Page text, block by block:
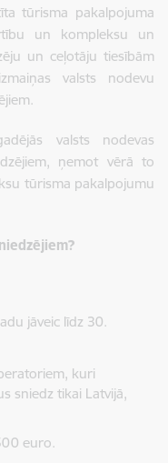
tūrisma pakalpojuma
un kompleksu un
un ceļotāju tiesībām
valsts nodevu
valsts nodevas
ņemot vērā to
tūrisma pakalpojumu
jāveic līdz 30.
kuri
sniedz tikai Latvijā,
euro.